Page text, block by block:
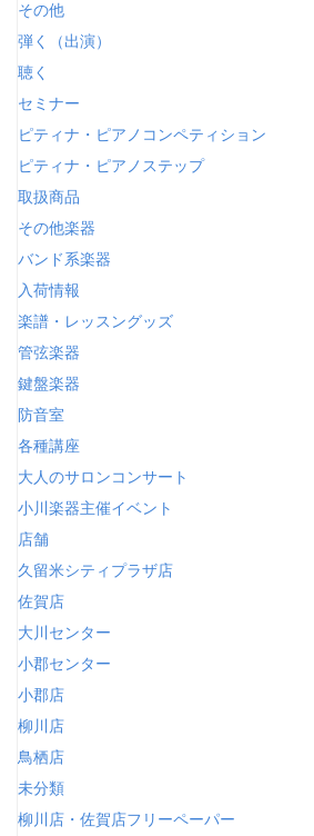
その他
弾く（出演）
聴く
セミナー
ピティナ・ピアノコンペティション
ピティナ・ピアノステップ
取扱商品
その他楽器
バンド系楽器
入荷情報
楽譜・レッスングッズ
管弦楽器
鍵盤楽器
防音室
各種講座
大人のサロンコンサート
小川楽器主催イベント
店舗
久留米シティプラザ店
佐賀店
大川センター
小郡センター
小郡店
柳川店
鳥栖店
未分類
柳川店・佐賀店フリーペーパー